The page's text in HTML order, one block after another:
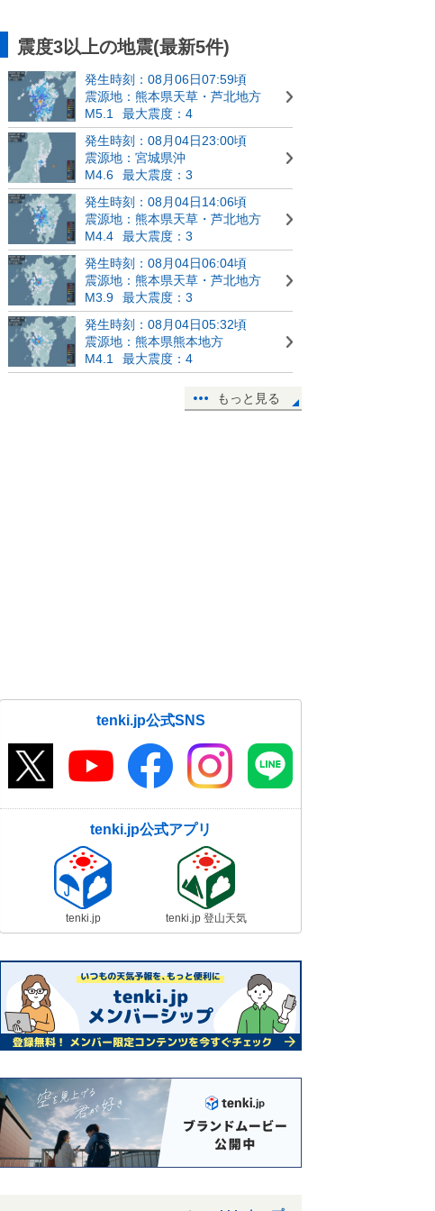
震度3以上の地震(最新5件)
発生時刻：08月06日07:59頃
震源地：熊本県天草・芦北地方
M5.1
最大震度：4
発生時刻：08月04日23:00頃
震源地：宮城県沖
M4.6
最大震度：3
発生時刻：08月04日14:06頃
震源地：熊本県天草・芦北地方
M4.4
最大震度：3
発生時刻：08月04日06:04頃
震源地：熊本県天草・芦北地方
M3.9
最大震度：3
発生時刻：08月04日05:32頃
震源地：熊本県熊本地方
M4.1
最大震度：4
もっと見る
tenki.jp公式SNS
tenki.jp公式アプリ
tenki.jp tenki.jp 登山天気